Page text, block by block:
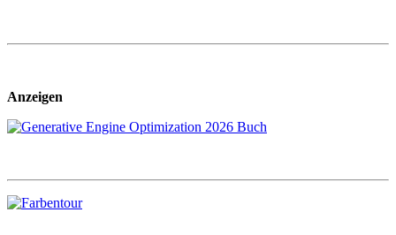
Anzeigen